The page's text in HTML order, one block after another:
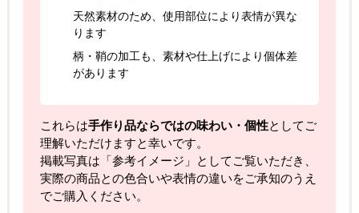
天然素材のため、使用部位により表情が異な
ります
柄・鞘の加工も、素材や仕上げにより個体差
があります
これらは手作り品ならではの味わい・個性としてご
理解いただけますと幸いです。
掲載写真は「参考イメージ」としてご覧いただき、
実際の商品との色合いや表情の違いをご承知のうえ
でご購入ください。